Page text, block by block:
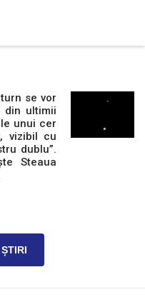
se vor
din ultimii
unui cer
vizibil cu
dublu”.
Steaua